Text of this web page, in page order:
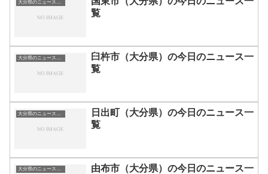
覧
臼杵市（大分県）の今日のニュース一
覧
日出町（大分県）の今日のニュース一
覧
大分県のニュース一覧
由布市（大分県）の今日のニュース一